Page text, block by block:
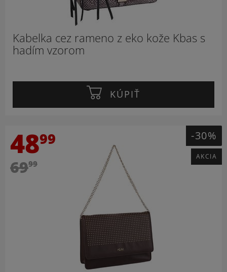
Kabelka cez rameno z eko kože Kbas s
hadím vzorom
KÚPIŤ
4899
6999
-30%
AKCIA